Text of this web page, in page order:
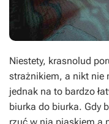
Niestety, krasnolud
strażnikiem, a nikt nie
jednak na to bardzo
biurka do biurka. Gdy